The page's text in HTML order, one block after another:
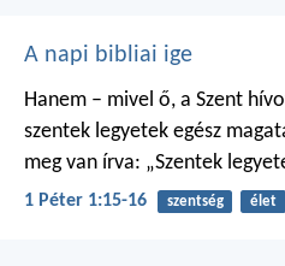
A napi bibliai ige
Hanem – mivel ő, a Szent
szentek legyetek egész
meg van írva: „Szentek
1 Péter 1:15-16 szentség élet